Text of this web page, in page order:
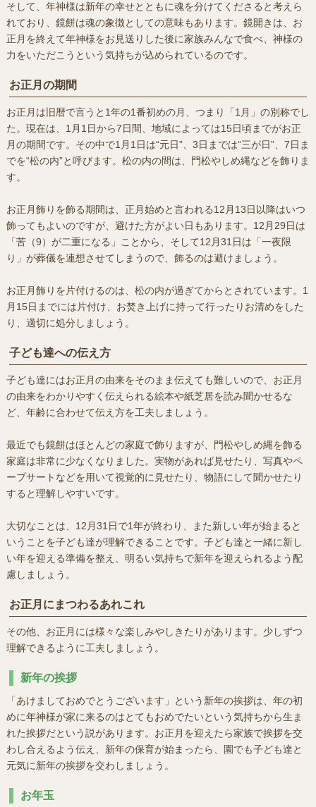
そして、年神様は新年の幸せとともに魂を分けてくださると考えら
れており、鏡餅は魂の象徴としての意味もあります。鏡開きは、お
正月を終えて年神様をお見送りした後に家族みんなで食べ、神様の
力をいただこうという気持ちが込められているのです。
お正月の期間
お正月は旧暦で言うと1年の1番初めの月、つまり「1月」の別称でし
た。現在は、1月1日から7日間、地域によっては15日頃までがお正
月の期間です。その中で1月1日は“元日”、3日までは“三が日”、7日ま
でを“松の内”と呼びます。松の内の間は、門松やしめ縄などを飾りま
す。
お正月飾りを飾る期間は、正月始めと言われる12月13日以降はいつ
飾ってもよいのですが、避けた方がよい日もあります。12月29日は
「苦（9）が二重になる」ことから、そして12月31日は「一夜限
り」が葬儀を連想させてしまうので、飾るのは避けましょう。
お正月飾りを片付けるのは、松の内が過ぎてからとされています。1
月15日までには片付け、お焚き上げに持って行ったりお清めをした
り、適切に処分しましょう。
子ども達への伝え方
子ども達にはお正月の由来をそのまま伝えても難しいので、お正月
の由来をわかりやすく伝えられる絵本や紙芝居を読み聞かせるな
ど、年齢に合わせて伝え方を工夫しましょう。
最近でも鏡餅はほとんどの家庭で飾りますが、門松やしめ縄を飾る
家庭は非常に少なくなりました。実物があれば見せたり、写真やペ
ープサートなどを用いて視覚的に見せたり、物語にして聞かせたり
すると理解しやすいです。
大切なことは、12月31日で1年が終わり、また新しい年が始まると
いうことを子ども達が理解できることです。子ども達と一緒に新し
い年を迎える準備を整え、明るい気持ちで新年を迎えられるよう配
慮しましょう。
お正月にまつわるあれこれ
その他、お正月には様々な楽しみやしきたりがあります。少しずつ
理解できるように工夫しましょう。
新年の挨拶
「あけましておめでとうございます」という新年の挨拶は、年の初
めに年神様が家に来るのはとてもおめでたいという気持ちから生ま
れた挨拶だという説があります。お正月を迎えたら家族で挨拶を交
わし合えるよう伝え、新年の保育が始まったら、園でも子ども達と
元気に新年の挨拶を交わしましょう。
お年玉